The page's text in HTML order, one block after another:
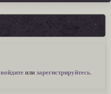
войдите или зарегистрируйтесь.